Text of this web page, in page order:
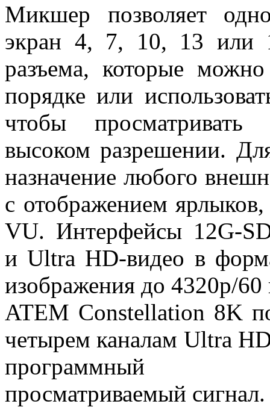
Микшер позволяет
экран 4, 7, 10, 13 или
разъема, которые
порядке или
чтобы
высоком разрешении.
назначение любого
с отображением
VU. Интерфейсы 12G-
и Ultra HD-видео в
изображения до 4320p/
ATEM Constellation 8K
четырем каналам Ultra
программный
просматриваемый сигнал.